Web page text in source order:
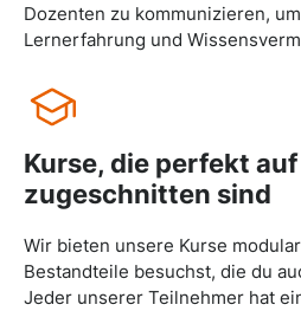
Dozenten zu kommunizieren,
Lernerfahrung und
Kurse, die perfekt
zugeschnitten sind
Wir bieten unsere Kurse
Bestandteile besuchst, die du
Jeder unserer Teilnehmer hat